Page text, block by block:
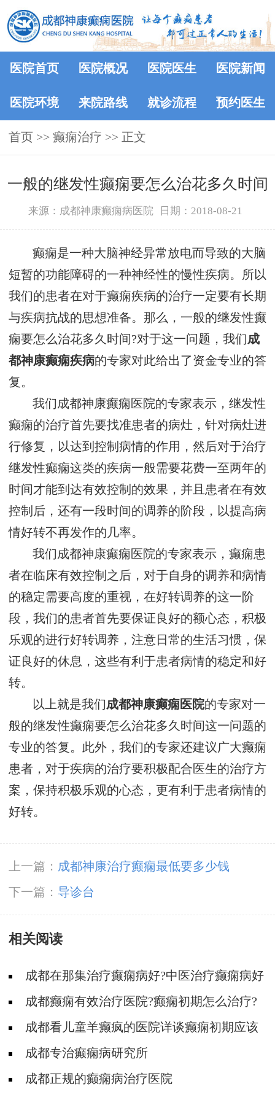
医院首页 医院概况 医院医生 医院新闻
医院环境 来院路线 就诊流程 预约医生
首页 >> 癫痫治疗 >> 正文
一般的继发性癫痫要怎么治花多久时间
来源：成都神康癫痫病医院 日期：2018-08-21
癫痫是一种大脑神经异常放电而导致的大脑
短暂的功能障碍的一种神经性的慢性疾病。所以
我们的患者在对于癫痫疾病的治疗一定要有长期
与疾病抗战的思想准备。那么，一般的继发性癫
痫要怎么治花多久时间?对于这一问题，我们成
都神康癫痫疾病的专家对此给出了资金专业的答
复。
我们成都神康癫痫医院的专家表示，继发性
癫痫的治疗首先要找准患者的病灶，针对病灶进
行修复，以达到控制病情的作用，然后对于治疗
继发性癫痫这类的疾病一般需要花费一至两年的
时间才能到达有效控制的效果，并且患者在有效
控制后，还有一段时间的调养的阶段，以提高病
情好转不再发作的几率。
我们成都神康癫痫医院的专家表示，癫痫患
者在临床有效控制之后，对于自身的调养和病情
的稳定需要高度的重视，在好转调养的这一阶
段，我们的患者首先要保证良好的额心态，积极
乐观的进行好转调养，注意日常的生活习惯，保
证良好的休息，这些有利于患者病情的稳定和好
转。
以上就是我们成都神康癫痫医院的专家对一
般的继发性癫痫要怎么治花多久时间这一问题的
专业的答复。此外，我们的专家还建议广大癫痫
患者，对于疾病的治疗要积极配合医生的治疗方
案，保持积极乐观的心态，更有利于患者病情的
好转。
上一篇： 成都神康治疗癫痫最低要多少钱
下一篇： 导诊台
相关阅读
成都在那集治疗癫痫病好?中医治疗癫痫病好
吗?成都癫痫有效治疗医院?癫痫初期怎么治疗?
成都看儿童羊癫疯的医院详谈癫痫初期应该
怎么治疗?
成都专治癫痫病研究所
成都正规的癫痫病治疗医院